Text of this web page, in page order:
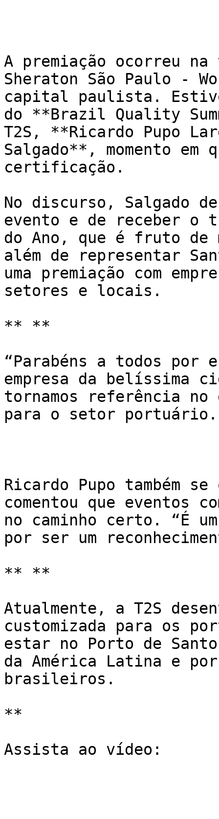
A premiação ocorreu
Sheraton São Paulo -
capital paulista.
do **Brazil Quality
T2S, **Ricardo Pupo
Salgado**, momento em
certificação.
No discurso, Salgado
evento e de receber o
do Ano, que é fruto de
além de representar
uma premiação com
setores e locais.
** **
“Parabéns a todos por
empresa da belíssima
tornamos referência no
para o setor
Ricardo Pupo também
comentou que eventos
no caminho certo. “É
por ser um
** **
Atualmente, a T2S
customizada para os
estar no Porto de
da América Latina e
brasileiros.
**
Assista ao vídeo: